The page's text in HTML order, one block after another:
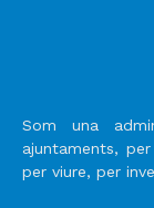
Som una
ajuntaments,
per viure, per